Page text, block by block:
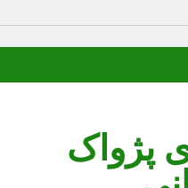
پژواک